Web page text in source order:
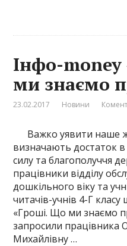
Інфо-
ми знаємо
23.02.2017 Новини
Важко уявити наше
визначають достаток в
силу та благополуччя
працівники відділу
дошкільного віку та
читачів-учнів 4-Г
«Гроші. Що ми знаємо
запросили працівника
Михайлівну …